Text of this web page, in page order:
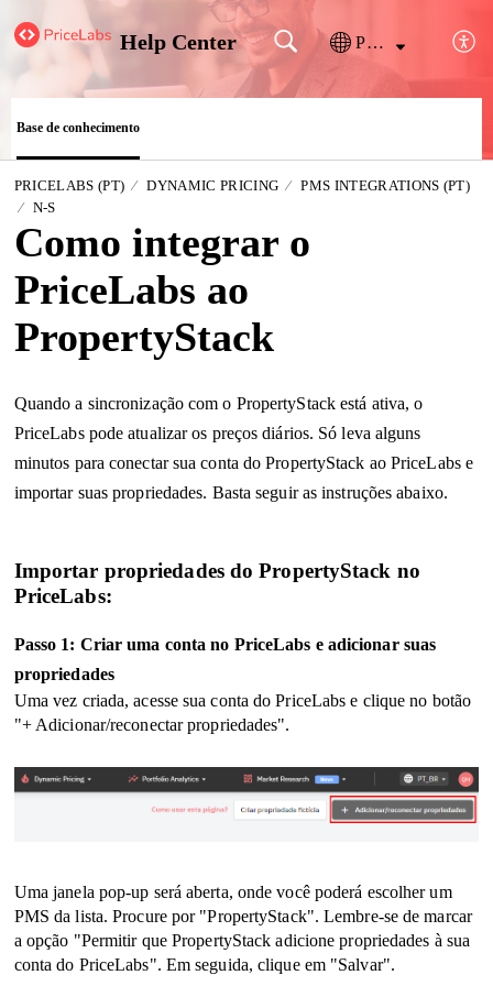
Help Center Português
Base de conhecimento
PRICELABS (PT) DYNAMIC PRICING
PMS INTEGRATIONS (PT)
N-S
Como integrar o
PriceLabs ao
PropertyStack
Quando a sincronização com o PropertyStack está ativa, o
PriceLabs pode atualizar os preços diários. Só leva alguns
minutos para conectar sua conta do PropertyStack ao PriceLabs e
importar suas propriedades. Basta seguir as instruções abaixo.
Importar propriedades do PropertyStack no
PriceLabs:
Passo 1: Criar uma conta no PriceLabs e adicionar suas
propriedades
Uma vez criada, acesse sua conta do PriceLabs e clique no botão
"+ Adicionar/reconectar propriedades".
Uma janela pop-up será aberta, onde você poderá escolher um
PMS da lista. Procure por "PropertyStack". Lembre-se de marcar
a opção "Permitir que PropertyStackadicione propriedades à sua
conta do PriceLabs". Em seguida, clique em "Salvar".